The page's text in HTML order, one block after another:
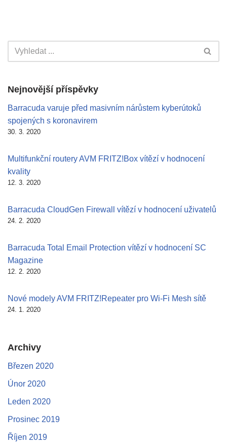
Nejnovější příspěvky
Barracuda varuje před masivním nárůstem kyberútoků
spojených s koronavirem
30. 3. 2020
Multifunkční routery AVM FRITZ!Box vítězí v hodnocení
kvality
12. 3. 2020
Barracuda CloudGen Firewall vítězí v hodnocení uživatelů
24. 2. 2020
Barracuda Total Email Protection vítězí v hodnocení SC
Magazine
12. 2. 2020
Nové modely AVM FRITZ!Repeater pro Wi-Fi Mesh sítě
24. 1. 2020
Archivy
Březen 2020
Únor 2020
Leden 2020
Prosinec 2019
Říjen 2019